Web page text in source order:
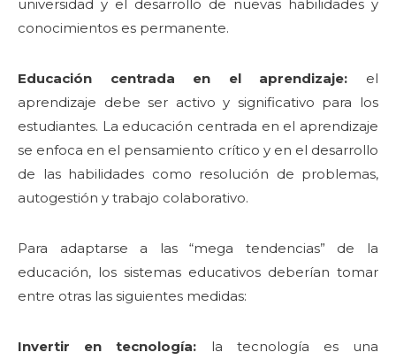
universidad y el desarrollo de nuevas habilidades y
conocimientos es permanente.
Educación centrada en el aprendizaje: el
aprendizaje debe ser activo y significativo para los
estudiantes. La educación centrada en el aprendizaje
se enfoca en el pensamiento crítico y en el desarrollo
de las habilidades como resolución de problemas,
autogestión y trabajo colaborativo.
Para adaptarse a las “mega tendencias” de la
educación, los sistemas educativos deberían tomar
entre otras las siguientes medidas:
Invertir en tecnología: la tecnología es una